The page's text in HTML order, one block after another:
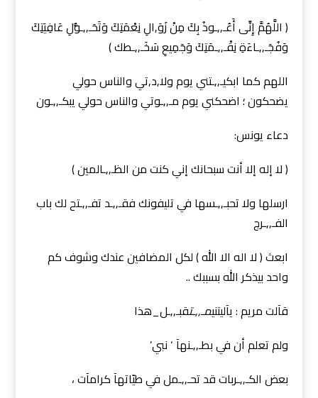
( اللَّهُمَّ إِنِّى أَعُـ,,ـوذُ بِكَ مِنْ زَوَ,الِ نِعْمَتِكَ وَتَحَـ,,ـوُّلِ عَافِيَتِكَ
وَفُجَـ,,ـاءَةِ نِقْـ,,ـمَتِكَ وَجَمِيعِ سَخَـ,,ـطك )
اللهم كما ابكيـ,,ـتني يوم ولا,د,تي والناس حولي
يضحكون ؛ اضحكني يوم مـ,,ـوتي والناس حولي يبكـ,,ـون
دعاء يونس:
( لا إله إلا أنت سبحانك إني كنت من الظـ,,ـالمين )
ارسلها ولا تحبـ,,ـسها في تليفونك فقـ,,ـد تفـ,,ـتح لك باب
الفـ,,ـرج
ابعث ( لا اله الا الله ) لكل المضافين عندك وشوف كم
واحد بيذكر الله بسببك ..
قآلت مريم : يآليتنيمـ,,ـتقبـ,,ـل_هذا
ولم تعلم أن في بطـ,,ـنهآ ‘ نبي’
بعض الكـ,,ـربات قد تحـ,,ـمل في طيّاتهآ كرامآت ،